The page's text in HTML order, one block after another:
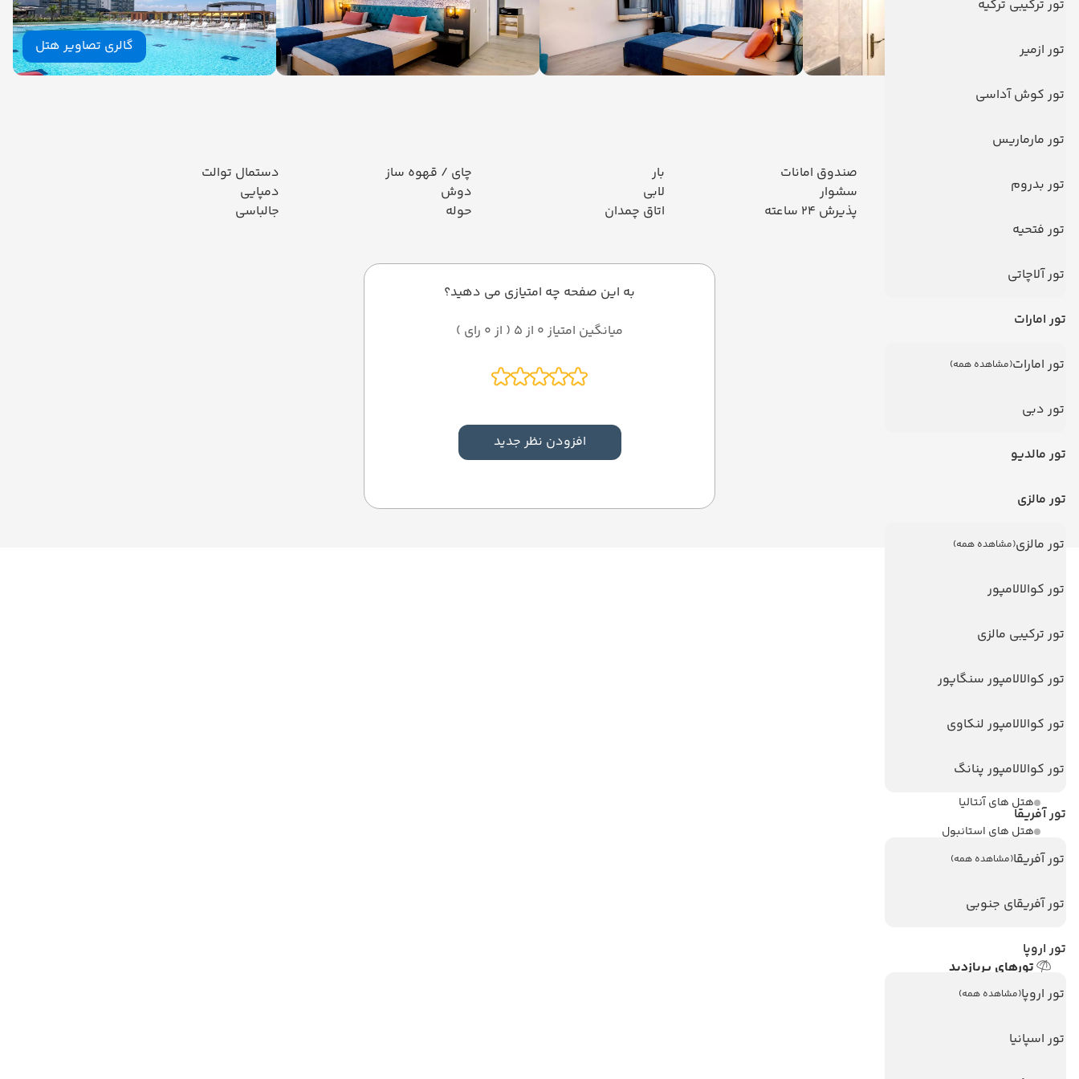
تور ترکیبی ترکیه
تور ازمیر
تور کوش آداسی
تور مارماریس
تور بدروم
تور فتحیه
تور آلاچاتی
تور امارات
تور امارات(مشاهده همه)
تور دبی
تور مالدیو
تور مالزی
تور مالزی(مشاهده همه)
تور کوالالامپور
تور ترکیبی مالزی
تور کوالالامپور سنگاپور
تور کوالالامپور لنکاوی
تور کوالالامپور پنانگ
تور آفریقا
تور آفریقا(مشاهده همه)
تور آفریقای جنوبی
تور اروپا
تور اروپا(مشاهده همه)
تور اسپانیا
گالری تصاویر هتل
امکانات هتل
پارکینگ
صندوق امانات
سشوار
پذیرش 24 ساعته
بار
لابی
اتاق چمدان
چای / قهوه ساز
دوش
حوله
دستمال توالت
دمپایی
جالباسی
دیدگاه کاربران
به این صفحه چه امتیازی می دهید؟
میانگین امتیاز 0 از 5 ( از 0 رای )
افزودن نظر جدید
لینک های مفید
ویزا کانادا
درباره ما
مجله گردشگری
هتل های پر بازدید
هتل های آنتالیا
هتل های استانبول
هتل های تایلند
تورهای پربازدید
تور استانبول
تور پوکت